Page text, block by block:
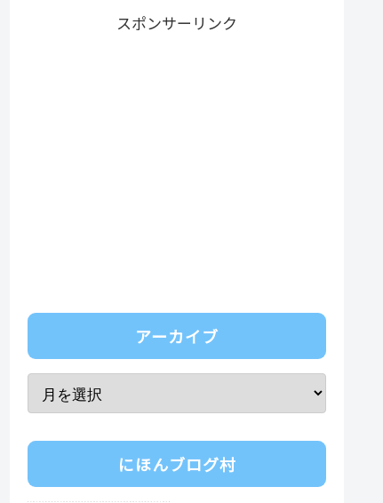
スポンサーリンク
アーカイブ
にほんブログ村